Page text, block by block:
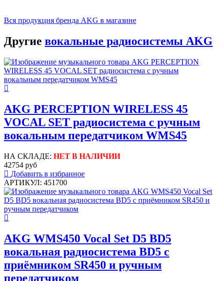
Вся продукция бренда AKG в магазине
Другие вокальные радиосистемы AKG
AKG PERCEPTION WIRELESS 45
VOCAL SET радиосистема с ручным
вокальным передатчиком WMS45
НА СКЛАДЕ: НЕТ В НАЛИЧИИ
42754 руб
Добавить в избранное
АРТИКУЛ: 451700
AKG WMS450 Vocal Set D5 BD5
вокальная радиосистема BD5 с
приёмником SR450 и ручным
передатчиком